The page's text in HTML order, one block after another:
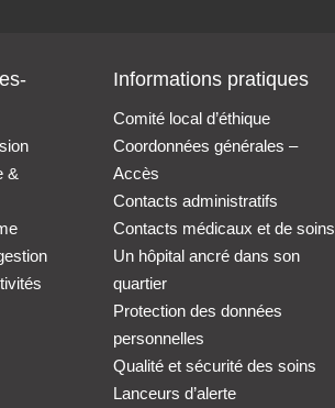
&
Informations pratiques
Comité local d’éthique
Coordonnées générales –
Accès
Contacts administratifs
Contacts médicaux et de soins
Un hôpital ancré dans son
quartier
Protection des données
personnelles
Qualité et sécurité des soins
Lanceurs d’alerte